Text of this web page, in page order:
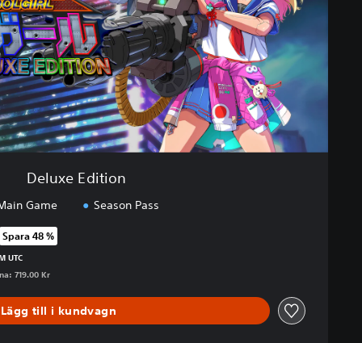
Deluxe Edition
Game Season Pass
på 719.00 Kr
Spara 48 %
UTC
719.00 Kr
Lägg till i kundvagn